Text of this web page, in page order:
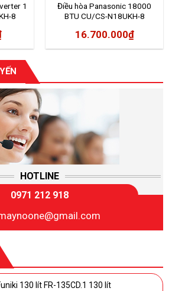
HOTLINE
0971 212 918
130 lít FR-135CD.1 130 lít
1
8
Điều hòa Panasonic 18000
BTU CU/CS-N18UKH-8
16.700.000₫